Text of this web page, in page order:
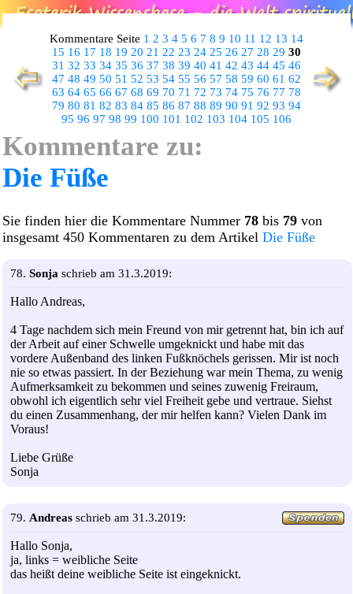
Kommentare Seite 1 2 3 4 5 6 7 8 9 10 11 12 13 14
15 16 17 18 19 20 21 22 23 24 25 26 27 28 29 30
31 32 33 34 35 36 37 38 39 40 41 42 43 44 45 46
47 48 49 50 51 52 53 54 55 56 57 58 59 60 61 62
63 64 65 66 67 68 69 70 71 72 73 74 75 76 77 78
79 80 81 82 83 84 85 86 87 88 89 90 91 92 93 94
95 96 97 98 99 100 101 102 103 104 105 106
Kommentare zu:
Die Füße
Sie finden hier die Kommentare Nummer 78 bis 79 von
insgesamt 450 Kommentaren zu dem Artikel Die Füße
78. Sonja schrieb am 31.3.2019:
Hallo Andreas,
4 Tage nachdem sich mein Freund von mir getrennt hat, bin ich auf
der Arbeit auf einer Schwelle umgeknickt und habe mit das
vordere Außenband des linken Fußknöchels gerissen. Mir ist noch
nie so etwas passiert. In der Beziehung war mein Thema, zu wenig
Aufmerksamkeit zu bekommen und seines zuwenig Freiraum,
obwohl ich eigentlich sehr viel Freiheit gebe und vertraue. Siehst
du einen Zusammenhang, der mir helfen kann? Vielen Dank im
Voraus!
Liebe Grüße
Sonja
79. Andreas schrieb am 31.3.2019:
Hallo Sonja,
ja, links = weibliche Seite
das heißt deine weibliche Seite ist eingeknickt.